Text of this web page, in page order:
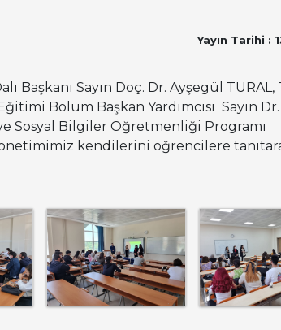
Yayın Tarihi :
Sayın Doç. Dr. Ayşegül
Bölüm Başkan Yardımcısı Sayın
Sosyal Bilgiler Öğretmenliği Programı
kendilerini öğrencilere